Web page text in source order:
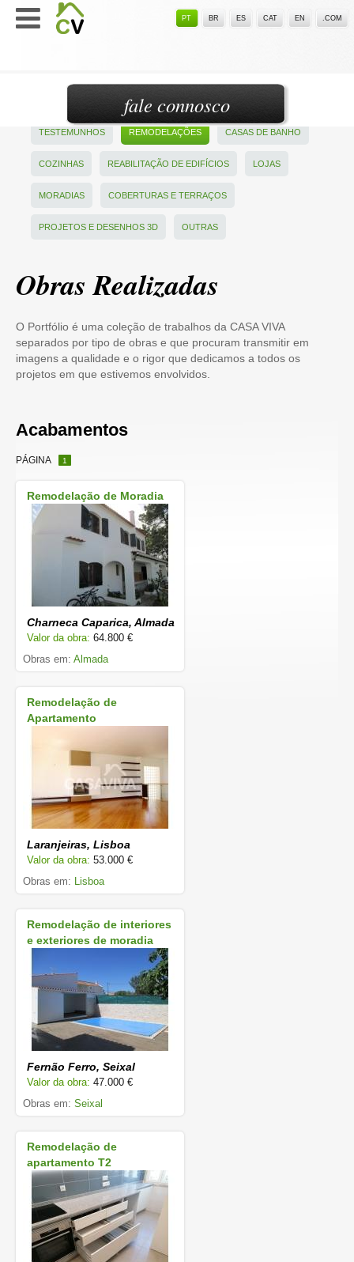
PT BR ES CAT EN .COM
TESTEMUNHOS REMODELAÇÕES CASAS DE BANHO
COZINHAS REABILITAÇÃO DE EDIFÍCIOS LOJAS
MORADIAS COBERTURAS E TERRAÇOS
PROJETOS E DESENHOS 3D OUTRAS
Obras Realizadas
O Portfólio é uma coleção de trabalhos da CASA VIVA
separados por tipo de obras e que procuram transmitir em
imagens a qualidade e o rigor que dedicamos a todos os
projetos em que estivemos envolvidos.
Acabamentos
PÁGINA 1
Remodelação de Moradia
Charneca Caparica, Almada
Valor da obra: 64.800 €
Obras em: Almada
Remodelação de
Apartamento
Laranjeiras, Lisboa
Valor da obra: 53.000 €
Obras em: Lisboa
Remodelação de interiores
e exteriores de moradia
Fernão Ferro, Seixal
Valor da obra: 47.000 €
Obras em: Seixal
Remodelação de
apartamento T2
fale connosco